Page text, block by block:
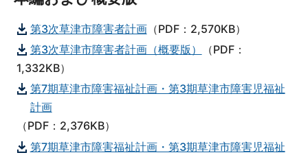
第3次草津市障害者計画（PDF：2,570KB）
第3次草津市障害者計画（概要版）
（PDF：
1,332KB）
第7期草津市障害福祉計画・第3期草津市障害児福祉
計画
（PDF：2,376KB）
第7期草津市障害福祉計画・第3期草津市障害児福祉